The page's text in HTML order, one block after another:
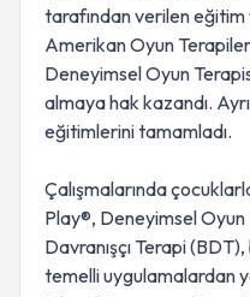
tarafından verilen
Amerikan Oyun
Deneyimsel Oyun
almaya hak kazandı.
eğitimlerini tamamladı.
Çalışmalarında
Play®, Deneyimsel
Davranışçı Terapi
temelli uygulamalardan